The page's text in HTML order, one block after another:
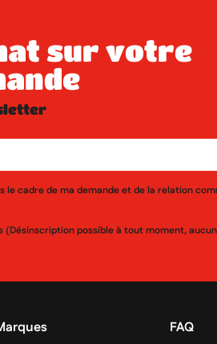
cadre de ma demande et de la relation
(Désinscription possible à tout moment,
FAQ